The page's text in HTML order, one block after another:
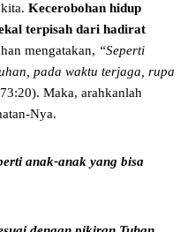
Kecerobohan hidup
terpisah dari hadirat
mengatakan, “Seperti
pada waktu terjaga, rupa
Maka, arahkanlah
Nya.
anak-anak yang bisa